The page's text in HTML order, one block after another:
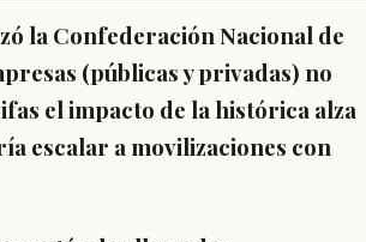
la Confederación Nacional de
(públicas y privadas) no
el impacto de la histórica alza
escalar a movilizaciones con